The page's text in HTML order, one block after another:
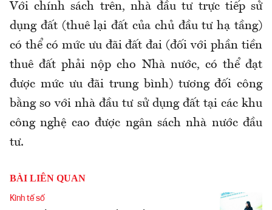
Với chính sách trên, nhà đầu tư trực tiếp sử
dụng đất (thuê lại đất của chủ đầu tư hạ tầng)
có thể có mức ưu đãi đất đai (đối với phần tiền
thuê đất phải nộp cho Nhà nước, có thể đạt
được mức ưu đãi trung bình) tương đối công
bằng so với nhà đầu tư sử dụng đất tại các khu
công nghệ cao được ngân sách nhà nước đầu
tư.
BÀI LIÊN QUAN
Kinh tế số